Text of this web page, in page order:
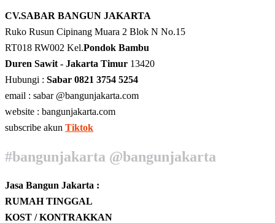
CV.SABAR BANGUN JAKARTA
Ruko Rusun Cipinang Muara 2 Blok N No.15
RT018 RW002 Kel.Pondok Bambu
Duren Sawit - Jakarta Timur 13420
Hubungi : Sabar 0821 3754 5254
email : sabar @bangunjakarta.com
website : bangunjakarta.com
subscribe akun Tiktok
#bangunjakarta @bangunjakarta
Jasa Bangun Jakarta :
RUMAH TINGGAL
KOST / KONTRAKKAN